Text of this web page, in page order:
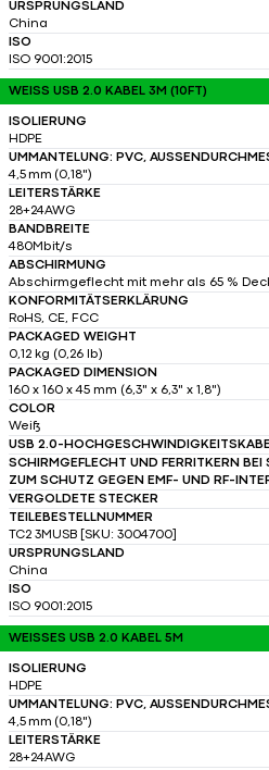
URSPRUNGSLAND
China
ISO
ISO 9001:2015
WEISS USB 2.0 KABEL 3M (10FT)
ISOLIERUNG
HDPE
UMMANTELUNG: PVC,
4,5 mm (0,18")
LEITERSTÄRKE
28+24AWG
BANDBREITE
480Mbit/s
ABSCHIRMUNG
Abschirmgeflecht mit mehr als 65 %
KONFORMITÄTSERKLÄRUNG
RoHS, CE, FCC
PACKAGED WEIGHT
0,12 kg (0,26 lb)
PACKAGED DIMENSION
160 x 160 x 45 mm (6,3" x 6,3" x 1,8")
COLOR
Weiß
USB 2.0-
SCHIRMGEFLECHT UND FERRITKERN
ZUM SCHUTZ GEGEN EMF- UND RF-
VERGOLDETE STECKER
TEILEBESTELLNUMMER
TC2 3MUSB [SKU: 3004700]
URSPRUNGSLAND
China
ISO
ISO 9001:2015
WEISSES USB 2.0 KABEL 5M
ISOLIERUNG
HDPE
UMMANTELUNG: PVC,
4,5 mm (0,18")
LEITERSTÄRKE
28+24AWG